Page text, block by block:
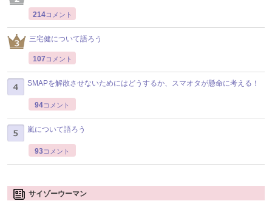
214コメント
三宅健について語ろう
107 コメント
SMAPを解散させないためにはどうするか、スマオタが懸命に考える！
94コメント
嵐について語ろう
93コメント
サイゾーウーマン